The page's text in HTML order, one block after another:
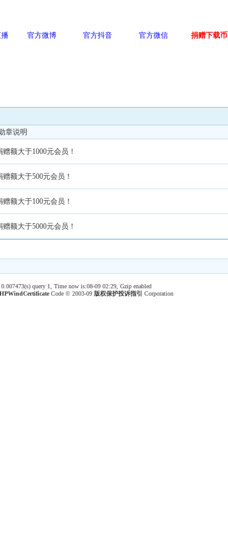
官方微博 官方抖音 官方微信 捐赠下载币
章说明
赠额大于1000元会员！
赠额大于500元会员！
赠额大于100元会员！
赠额大于5000元会员！
0.007473(s) query 1, Time now is:08-09 02:29, Gzip enabled
Certificate Code © 2003-09版权保护投诉指引 Corporation